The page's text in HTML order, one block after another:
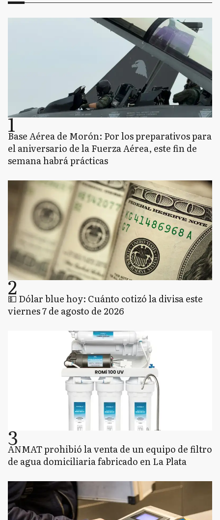
1
Base Aérea de Morón: Por los preparativos para
el aniversario de la Fuerza Aérea, este fin de
semana habrá prácticas
2
💵 Dólar blue hoy: Cuánto cotizó la divisa este
viernes 7 de agosto de 2026
3
ANMAT prohibió la venta de un equipo de filtro
de agua domiciliaria fabricado en La Plata